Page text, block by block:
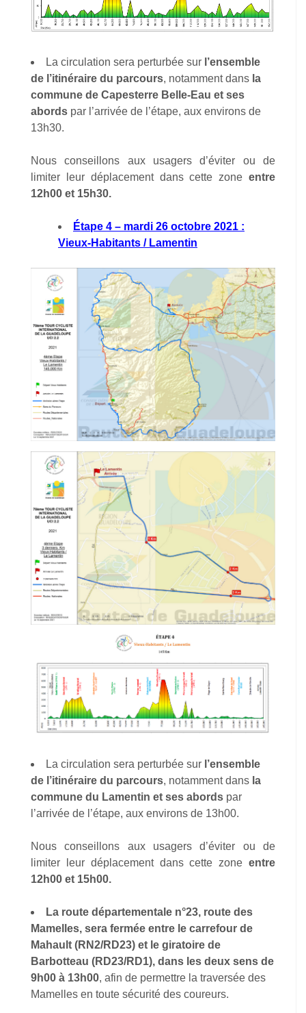
La circulation sera perturbée sur l’ensemble
de l’itinéraire du parcours, notamment dans la
commune de Capesterre Belle-Eau et ses
abords par l’arrivée de l’étape, aux environs de
13h30.
Nous conseillons aux usagers d’éviter ou de
limiter leur déplacement dans cette zone entre
12h00 et 15h30.
Étape 4 – mardi 26 octobre 2021 :
Vieux-Habitants / Lamentin
La circulation sera perturbée sur l’ensemble
de l’itinéraire du parcours, notamment dans la
commune du Lamentin et ses abords par
l’arrivée de l’étape, aux environs de 13h00.
Nous conseillons aux usagers d’éviter ou de
limiter leur déplacement dans cette zone entre
12h00 et 15h00.
La route départementale n°23, route des
Mamelles, sera fermée entre le carrefour de
Mahault (RN2/RD23) et le giratoire de
Barbotteau (RD23/RD1), dans les deux sens de
9h00 à 13h00, afin de permettre la traversée des
Mamelles en toute sécurité des coureurs.